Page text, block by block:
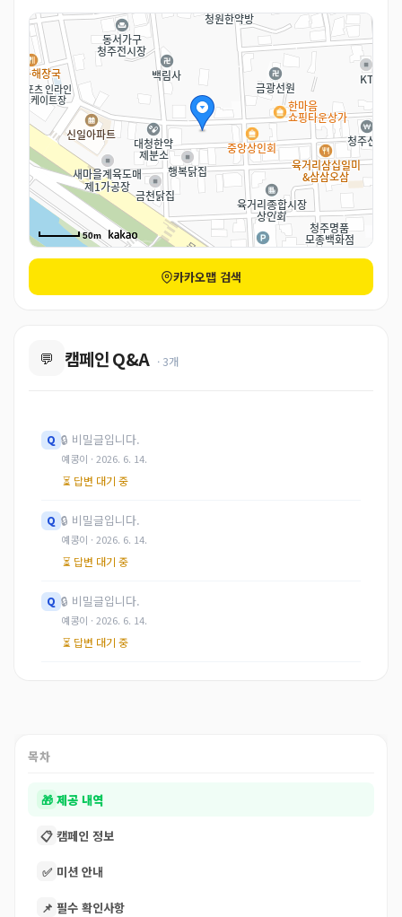
50m
카카오맵 검색
💬 캠페인 Q&A · 3개
Q 🔒 비밀글입니다.
예콩이 · 2026. 6. 14.
⏳ 답변 대기 중
Q 🔒 비밀글입니다.
예콩이 · 2026. 6. 14.
⏳ 답변 대기 중
Q 🔒 비밀글입니다.
예콩이 · 2026. 6. 14.
⏳ 답변 대기 중
목차
🎁 제공 내역
📋 캠페인 정보
✅ 미션 안내
📌 필수 확인사항